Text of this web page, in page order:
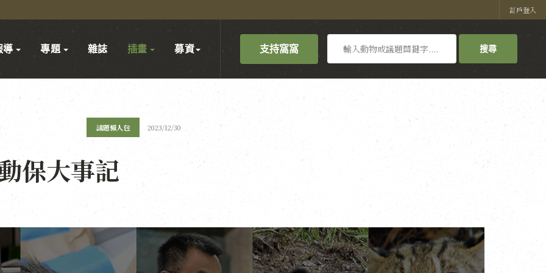
訂戶登入
支持窩窩
尋
搜尋
導 專題 雜誌 插畫 募資
議題懶人包 2023/12/30
保大事記